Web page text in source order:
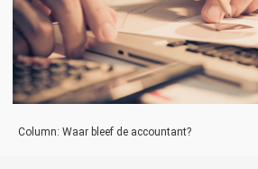
Column: Waar bleef de accountant?